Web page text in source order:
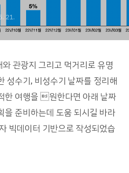
21.
관광지 그리고 먹거리로 유명
성수기, 비성수기 날짜를 정리해
한 여행을 원한다면 아래 날짜
을 준비하는데 도움 되시길 바라
빅데이터 기반으로 작성되었습